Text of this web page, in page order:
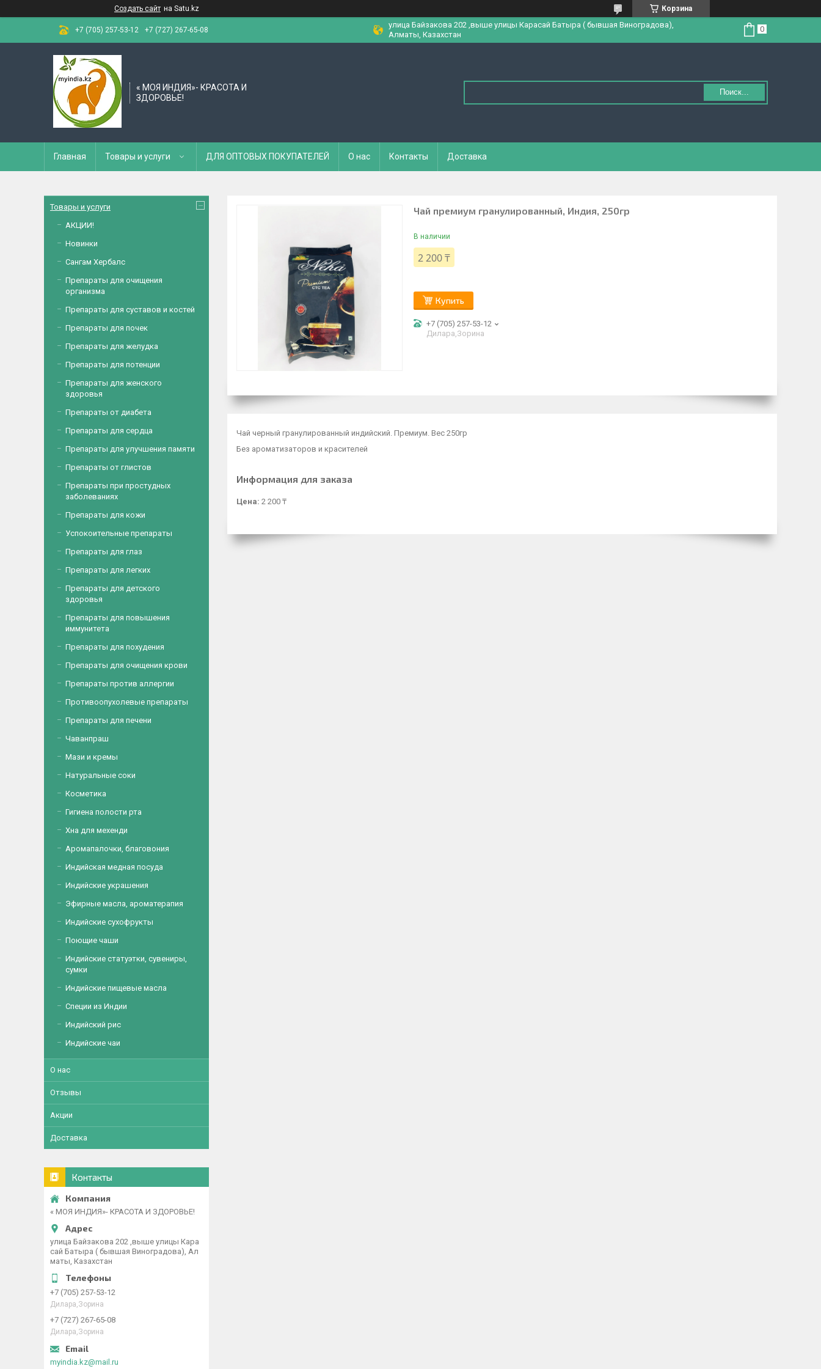
Создать сайт на Satu.kz Корзина
+7 (705) 257-53-12 +7 (727) 267-65-08
улица Байзакова 202 ,выше улицы Карасай Батыра ( бывшая Виноградова),
Алматы, Казахстан
« МОЯ ИНДИЯ»- КРАСОТА И
ЗДОРОВЬЕ!
Поиск...
Главная Товары и услуги ДЛЯ ОПТОВЫХ ПОКУПАТЕЛЕЙ О нас Контакты Доставка
Чай премиум гранулированный, Индия, 250гр
В наличии
2 200 ₸
Купить
+7 (705) 257-53-12
Дилара,Зорина
Чай черный гранулированный индийский. Премиум. Вес 250гр
Без ароматизаторов и красителей
Информация для заказа
Цена: 2 200 ₸
Товары и услуги
АКЦИИ!
Новинки
Сангам Хербалс
Препараты для очищения
организма
Препараты для суставов и костей
Препараты для почек
Препараты для желудка
Препараты для потенции
Препараты для женского
здоровья
Препараты от диабета
Препараты для сердца
Препараты для улучшения памяти
Препараты от глистов
Препараты при простудных
заболеваниях
Препараты для кожи
Успокоительные препараты
Препараты для глаз
Препараты для легких
Препараты для детского
здоровья
Препараты для повышения
иммунитета
Препараты для похудения
Препараты для очищения крови
Препараты против аллергии
Противоопухолевые препараты
Препараты для печени
Чаванпраш
Мази и кремы
Натуральные соки
Косметика
Гигиена полости рта
Хна для мехенди
Аромапалочки, благовония
Индийская медная посуда
Индийские украшения
Эфирные масла, ароматерапия
Индийские сухофрукты
Поющие чаши
Индийские статуэтки, сувениры,
сумки
Индийские пищевые масла
Специи из Индии
Индийский рис
Индийские чаи
О нас
Отзывы
Акции
Доставка
Контакты
« МОЯ ИНДИЯ»- КРАСОТА И ЗДОРОВЬЕ!
улица Байзакова 202 ,выше улицы Кара
сай Батыра ( бывшая Виноградова), Ал
маты, Казахстан
+7 (705) 257-53-12
Дилара,Зорина
+7 (727) 267-65-08
Дилара,Зорина
myindia.kz@mail.ru